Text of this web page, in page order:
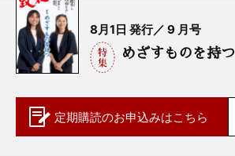
8月1日 発行／ 9 月号
めざすものを持つ
定期購読のお申込みはこちら